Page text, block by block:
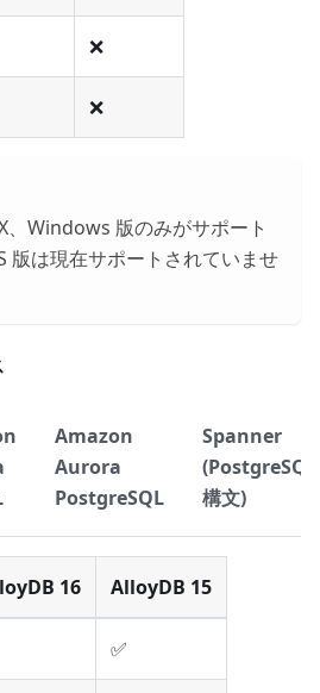
❌
❌
Windows 版のみがサポート
版は現在サポートされていませ
Amazon
Aurora
PostgreSQL
Spanner
(PostgreSQL
構文)
16 AlloyDB 15
✅